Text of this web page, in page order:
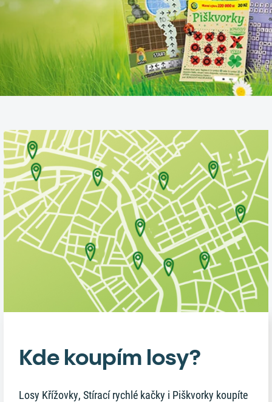
Kde koupím losy?
Losy Křížovky, Stírací rychlé kačky i Piškvorky koupíte